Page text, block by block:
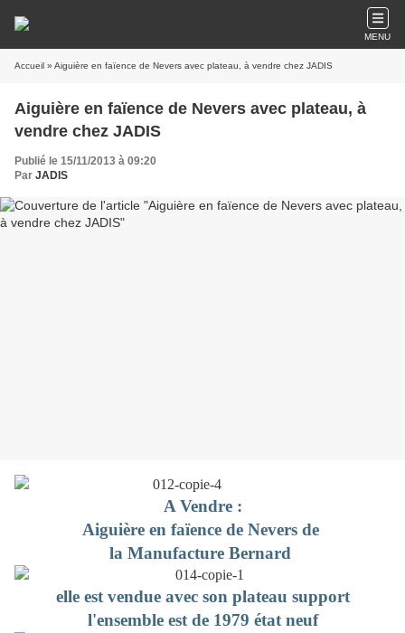
MENU
Accueil » Aiguière en faïence de Nevers avec plateau, à vendre chez JADIS
Aiguière en faïence de Nevers avec plateau, à
vendre chez JADIS
Publié le 15/11/2013 à 09:20
Par JADIS
A Vendre :
Aiguière en faïence de Nevers de
la Manufacture Bernard
elle est vendue avec son plateau support
l'ensemble est de 1979 état neuf